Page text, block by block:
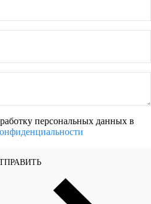
персональных данных в